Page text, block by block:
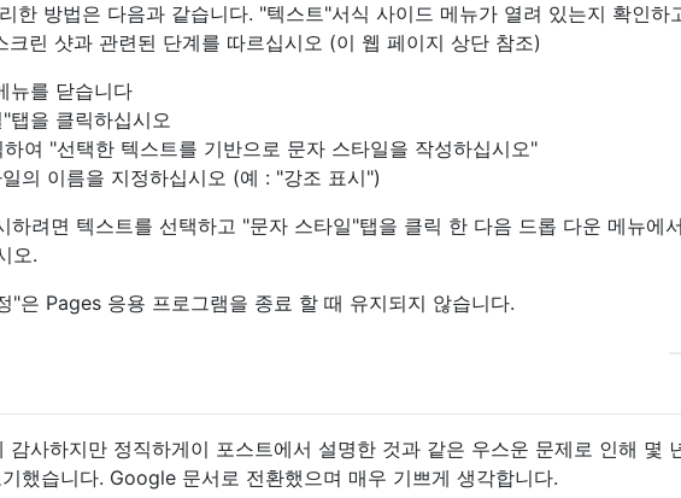
한 방법은 다음과 같습니다. "텍스트"서식 사이드 메뉴가 열려 있는지 확인하
린 샷과 관련된 단계를 따르십시오 (이 웹 페이지 상단 참조)
뉴를 닫습니다
탭을 클릭하십시오
여 "선택한 텍스트를 기반으로 문자 스타일을 작성하십시오"
의 이름을 지정하십시오 (예 : "강조 표시")
하려면 텍스트를 선택하고 "문자 스타일"탭을 클릭 한 다음 드롭 다운 메뉴에
오.
"은 Pages 응용 프로그램을 종료 할 때 유지되지 않습니다.
감사하지만 정직하게이 포스트에서 설명한 것과 같은 우스운 문제로 인해 몇
했습니다. Google 문서로 전환했으며 매우 기쁘게 생각합니다.